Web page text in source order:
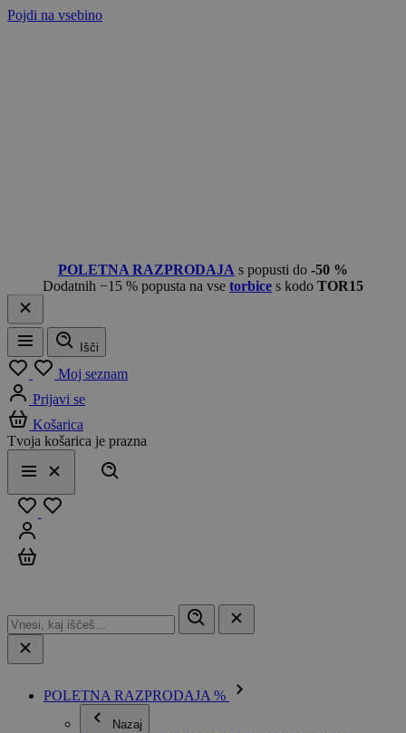
Pojdi na vsebino
POLETNA RAZPRODAJA s popusti do -50 %
Dodatnih −15 % popusta na vse torbice s kodo TOR15
Meni
Išči
Moj seznam
Prijavi se
Košarica
Tvoja košarica je prazna
Meni
Zapri
POLETNA RAZPRODAJA %
Nazaj